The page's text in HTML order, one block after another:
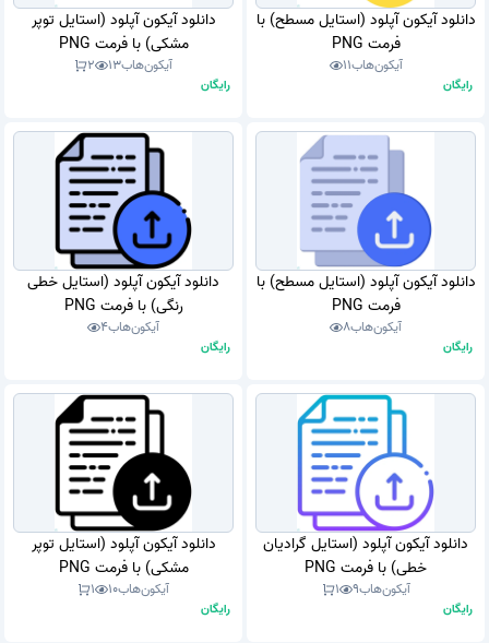
دانلود آیکون آپلود (استایل مسطح) با
فرمت PNG
آیکون‌هاب11
رایگان
دانلود آیکون آپلود (استایل توپر
مشکی) با فرمت PNG
آیکون‌هاب13
2
رایگان
دانلود آیکون آپلود (استایل مسطح) با
فرمت PNG
آیکون‌هاب8
رایگان
دانلود آیکون آپلود (استایل خطی
رنگی) با فرمت PNG
آیکون‌هاب4
رایگان
دانلود آیکون آپلود (استایل گرادیان
خطی) با فرمت PNG
آیکون‌هاب9
1
رایگان
دانلود آیکون آپلود (استایل توپر
مشکی) با فرمت PNG
آیکون‌هاب10
1
رایگان